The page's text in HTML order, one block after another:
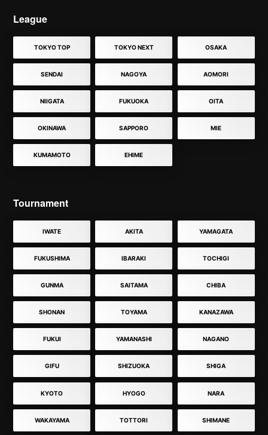
League
TOKYO TOP TOKYO NEXT OSAKA
SENDAI NAGOYA AOMORI
NIIGATA FUKUOKA OITA
OKINAWA SAPPORO MIE
KUMAMOTO EHIME
Tournament
IWATE AKITA YAMAGATA
FUKUSHIMA IBARAKI TOCHIGI
GUNMA SAITAMA CHIBA
SHONAN TOYAMA KANAZAWA
FUKUI YAMANASHI NAGANO
GIFU SHIZUOKA SHIGA
KYOTO HYOGO NARA
WAKAYAMA TOTTORI SHIMANE